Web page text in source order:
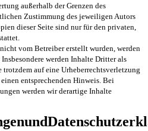
außerhalb der Grenzen des
Zustimmung des jeweiligen Autors
dieser Seite sind nur für den privaten,
vom Betreiber erstellt wurden, werden
werden Inhalte Dritter als
auf eine Urheberrechtsverletzung
entsprechenden Hinweis. Bei
werden wir derartige Inhalte